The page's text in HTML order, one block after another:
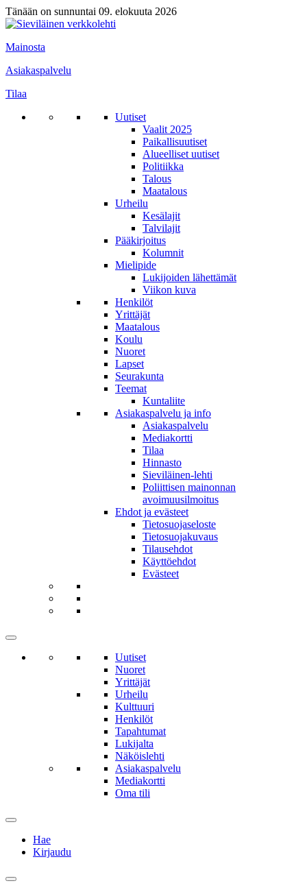
Tänään on sunnuntai 09. elokuuta 2026
Mainosta
Asiakaspalvelu
Tilaa
Uutiset
Vaalit 2025
Paikallisuutiset
Alueelliset uutiset
Politiikka
Talous
Maatalous
Urheilu
Kesälajit
Talvilajit
Pääkirjoitus
Kolumnit
Mielipide
Lukijoiden lähettämät
Viikon kuva
Henkilöt
Yrittäjät
Maatalous
Koulu
Nuoret
Lapset
Seurakunta
Teemat
Kuntaliite
Asiakaspalvelu ja info
Asiakaspalvelu
Mediakortti
Tilaa
Hinnasto
Sieviläinen-lehti
Poliittisen mainonnan
avoimuusilmoitus
Ehdot ja evästeet
Tietosuojaseloste
Tietosuojakuvaus
Tilausehdot
Käyttöehdot
Evästeet
Uutiset
Nuoret
Yrittäjät
Urheilu
Kulttuuri
Henkilöt
Tapahtumat
Lukijalta
Näköislehti
Asiakaspalvelu
Mediakortti
Oma tili
Hae
Kirjaudu